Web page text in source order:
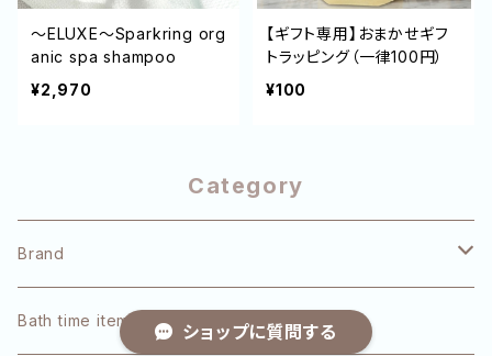
～ELUXE～Sparkring org
anic spa shampoo
¥2,970
【ギフト専用】おまかせギフ
トラッピング（一律100円）
¥100
Category
Brand
pulūto
Bath time item
ショップに質問する